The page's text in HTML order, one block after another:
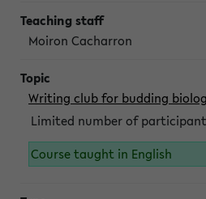
Moiron Cacharron
Writing club for budding
Limited number of
Course taught in English